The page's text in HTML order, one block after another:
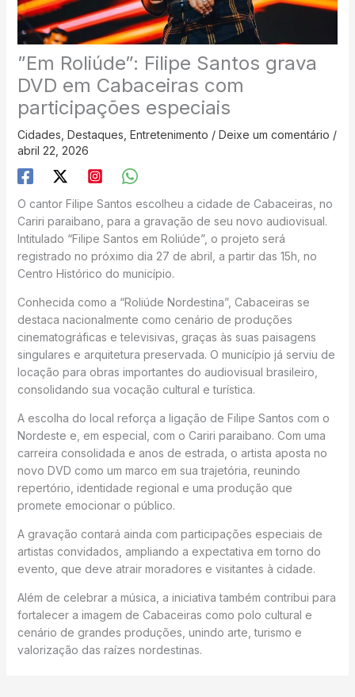
”Em Roliúde”: Filipe Santos grava
DVD em Cabaceiras com
participações especiais
Cidades Destaques Entretenimento / Deixe um comentário /
abril 22, 2026
O cantor Filipe Santos escolheu a cidade de Cabaceiras, no
Cariri paraibano, para a gravação de seu novo audiovisual.
Intitulado “Filipe Santos em Roliúde”, o projeto será
registrado no próximo dia 27 de abril, a partir das 15h, no
Centro Histórico do município.
Conhecida como a “Roliúde Nordestina”, Cabaceiras se
destaca nacionalmente como cenário de produções
cinematográficas e televisivas, graças às suas paisagens
singulares e arquitetura preservada. O município já serviu de
locação para obras importantes do audiovisual brasileiro,
consolidando sua vocação cultural e turística.
A escolha do local reforça a ligação de Filipe Santos com o
Nordeste e, em especial, com o Cariri paraibano. Com uma
carreira consolidada e anos de estrada, o artista aposta no
novo DVD como um marco em sua trajetória, reunindo
repertório, identidade regional e uma produção que
promete emocionar o público.
A gravação contará ainda com participações especiais de
artistas convidados, ampliando a expectativa em torno do
evento, que deve atrair moradores e visitantes à cidade.
Além de celebrar a música, a iniciativa também contribui para
fortalecer a imagem de Cabaceiras como polo cultural e
cenário de grandes produções, unindo arte, turismo e
valorização das raízes nordestinas.